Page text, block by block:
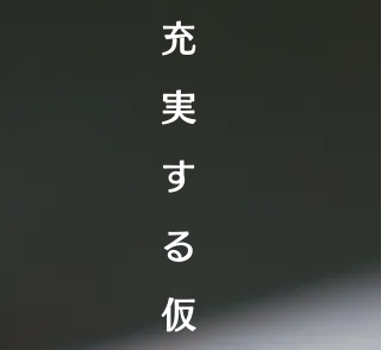
充
実
す
る
仮